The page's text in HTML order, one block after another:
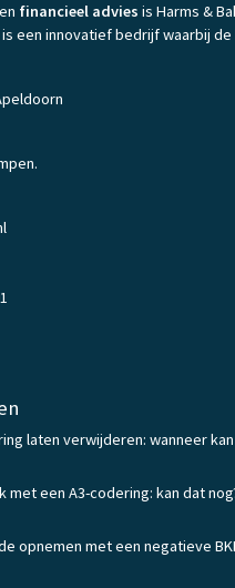
en financieel advies is Harms &
is een innovatief bedrijf waarbij
laten verwijderen: wanneer
met een A3-codering: kan dat
opnemen met een negatieve